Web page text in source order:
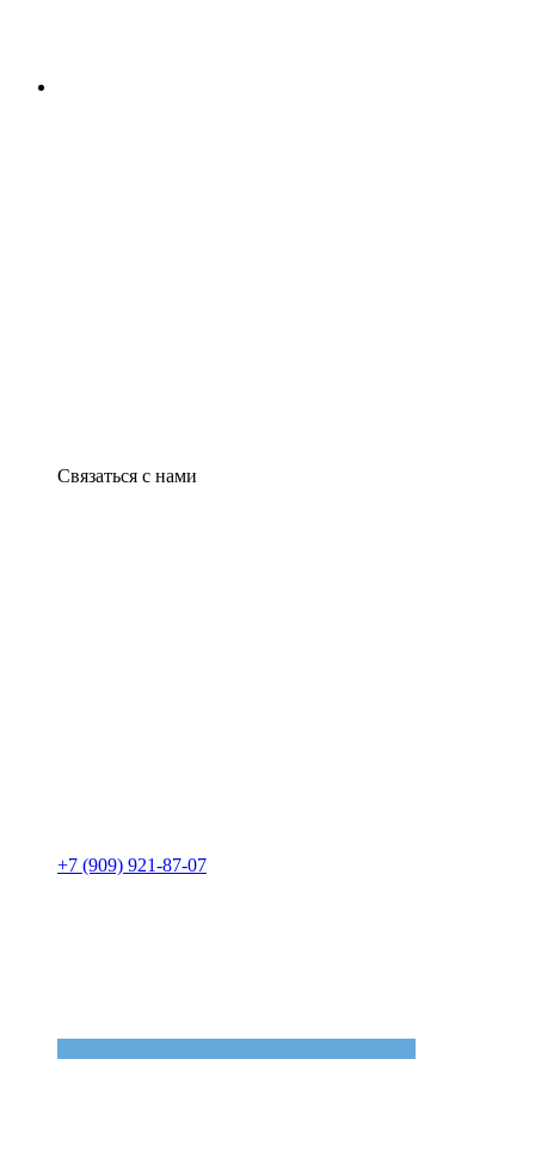
Связаться с нами
+7 (909) 921-87-07